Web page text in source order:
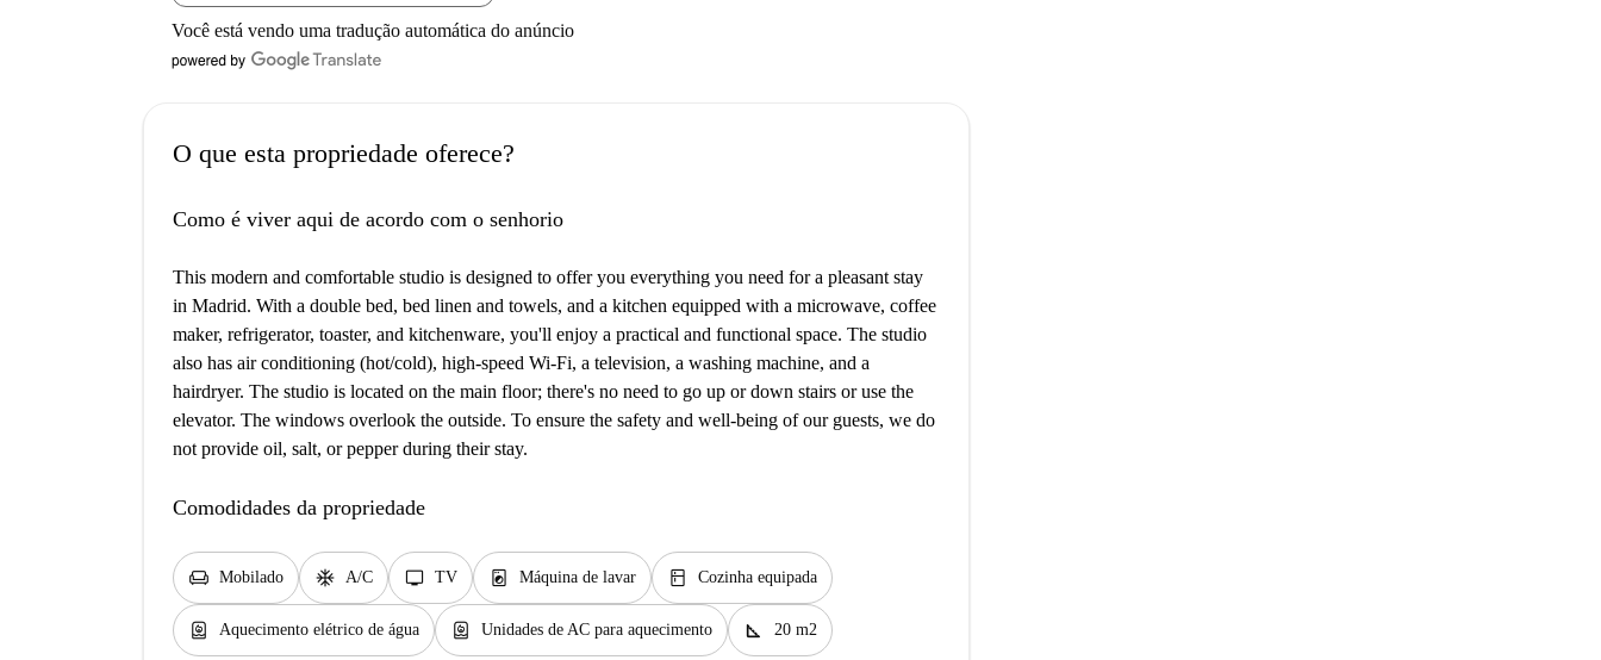
Você está vendo uma tradução automática do anúncio
O que esta propriedade oferece?
Como é viver aqui de acordo com o senhorio
This modern and comfortable studio is designed to offer you everything you need for a pleasant stay
in Madrid. With a double bed, bed linen and towels, and a kitchen equipped with a microwave, coffee
maker, refrigerator, toaster, and kitchenware, you'll enjoy a practical and functional space. The studio
also has air conditioning (hot/cold), high-speed Wi-Fi, a television, a washing machine, and a
hairdryer. The studio is located on the main floor; there's no need to go up or down stairs or use the
elevator. The windows overlook the outside. To ensure the safety and well-being of our guests, we do
not provide oil, salt, or pepper during their stay.
Comodidades da propriedade
chair Mobilado ac_unit A/C tv TV local_laundry_service Máquina de lavar kitchen Cozinha equipada
water_heater Aquecimento elétrico de água water_heater Unidades de AC para aquecimento square_foot 20 m2